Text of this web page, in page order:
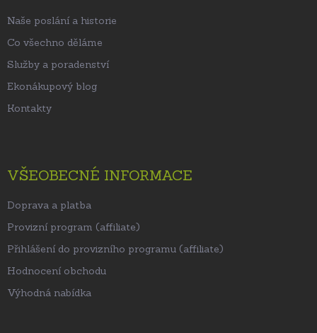
Naše poslání a historie
Co všechno děláme
Služby a poradenství
Ekonákupový blog
Kontakty
VŠEOBECNÉ INFORMACE
Doprava a platba
Provizní program (affiliate)
Přihlášení do provizního programu (affiliate)
Hodnocení obchodu
Výhodná nabídka